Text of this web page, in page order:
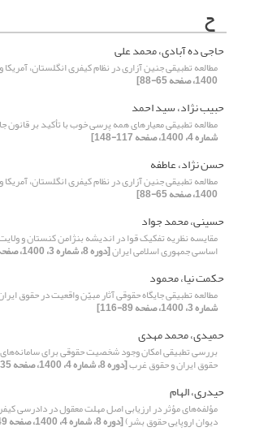
ح
حاجی ده آبادی، محمد علی
مطالعه تطبیقی جنین آزاری در نظام کیفری انگلستان، آمریکا
1400، صفحه 65-88]
حبیب نژاد، سید احمد
مطالعه تطبیقی معیارهای همه پرسی خوب با تأکید بر
شماره 4، 1400، صفحه 117-148]
حسن نژاد، عاطفه
مطالعه تطبیقی جنین آزاری در نظام کیفری انگلستان، آمریکا
1400، صفحه 65-88]
حسینی، محمد جواد
مقایسه نظریه تفکیک قوا در اندیشه بنژامن کنستان و
اساسی جمهوری اسلامی ایران[دوره 8، شماره 3، 1400، صفحه 117-128]
حکمت نیا، محمود
مطالعه تطبیقی جایگاه حقوقی آثار مبیّن واقعیت در حقوق
شماره 3، 1400، صفحه 89-116]
حمیدی، محمد مهدی
بررسی تطبیقی امکان وجود شخصیت حقوقی برای
حقوق ایران و حقوق غرب[دوره 8، شماره 4، 1400، صفحه 235-266]
حیدری، الهام
مؤلفه‌های مؤثر در ارزیابی اصل مهلت معقول در دادرسی
دیوان اروپایی حقوق بشر)[دوره 8، شماره 4، 1400، صفحه 149-182]